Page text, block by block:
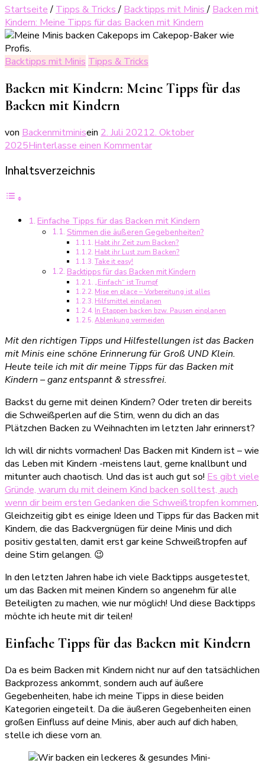
Startseite / Tipps & Tricks/ Backtipps mit Minis/ Backen mit
Kindern: Meine Tipps für das Backen mit Kindern
Backtipps mit Minis Tipps & Tricks
Backen mit Kindern: Meine Tipps für das
Backen mit Kindern
von Backenmitminisein 2. Juli 20212. Oktober
2025Hinterlasse einen Kommentarzu
für
das
Backen
Kindern
Inhaltsverzeichnis
Einfache Tipps für das Backen mit Kindern
Stimmen die äußeren Gegebenheiten?
Habt ihr Zeit zum Backen?
Habt ihr Lust zum Backen?
Take it easy!
Backtipps für das Backen mit Kindern
„Einfach“ ist Trumpf
Mise en place – Vorbereitung ist alles
Hilfsmittel einplanen
In Etappen backen bzw. Pausen einplanen
Ablenkung vermeiden
Mit den richtigen Tipps und Hilfestellungen ist das Backen
mit Minis eine schöne Erinnerung für Groß UND Klein.
Heute teile ich mit dir meine Tipps für das Backen mit
Kindern – ganz entspannt & stressfrei.
Backst du gerne mit deinen Kindern? Oder treten dir bereits
die Schweißperlen auf die Stirn, wenn du dich an das
Plätzchen Backen zu Weihnachten im letzten Jahr erinnerst?
Ich will dir nichts vormachen! Das Backen mit Kindern ist – wie
das Leben mit Kindern -meistens laut, gerne knallbunt und
mitunter auch chaotisch. Und das ist auch gut so! Es gibt viele
Gründe, warum du mit deinem Kind backen solltest, auch
wenn dir beim ersten Gedanken die Schweißtropfen kommen.
Gleichzeitig gibt es einige Ideen und Tipps für das Backen mit
Kindern, die das Backvergnügen für deine Minis und dich
positiv gestalten, damit erst gar keine Schweißtropfen auf
deine Stirn gelangen. 😉
In den letzten Jahren habe ich viele Backtipps ausgetestet,
um das Backen mit meinen Kindern so angenehm für alle
Beteiligten zu machen, wie nur möglich! Und diese Backtipps
möchte ich heute mit dir teilen!
Einfache Tipps für das Backen mit Kindern
Da es beim Backen mit Kindern nicht nur auf den tatsächlichen
Backprozess ankommt, sondern auch auf äußere
Gegebenheiten, habe ich meine Tipps in diese beiden
Kategorien eingeteilt. Da die äußeren Gegebenheiten einen
großen Einfluss auf deine Minis, aber auch auf dich haben,
stelle ich diese vorn an.